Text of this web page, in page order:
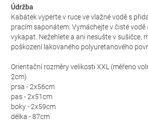
Údržba
Kabátek vyperte v ruce ve vlažné vodě s
pracím saponátem. Vymáchejte v čisté vodě
vykapat. Nežehlete a ani nesušte v sušičce,
poškození lakovaného polyuretanového
Orientační rozměry velikosti XXL (měřeno
2cm)
prsa - 2x56cm
pas - 2x51cm
boky - 2x59cm
délka - 87cm